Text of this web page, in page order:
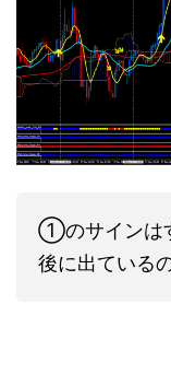
①のサインは
後に出ている